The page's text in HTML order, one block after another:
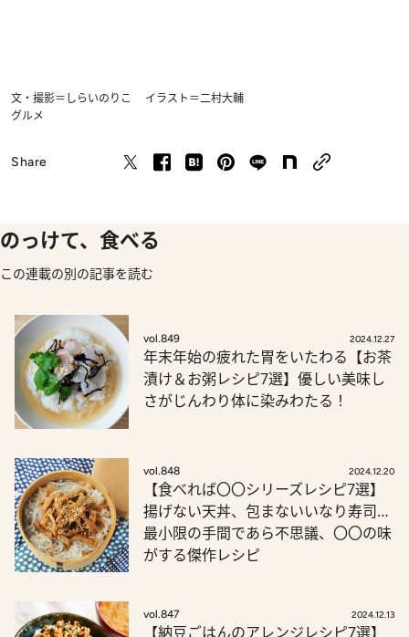
文・撮影＝しらいのりこ イラスト＝二村大輔
グルメ
Share
のっけて、食べる
この連載の別の記事を読む
vol.849 2024.12.27
年末年始の疲れた胃をいたわる【お茶
漬け＆お粥レシピ7選】優しい美味し
さがじんわり体に染みわたる！
vol.848 2024.12.20
【食べれば〇〇シリーズレシピ7選】
揚げない天丼、包まないいなり寿司…
最小限の手間であら不思議、〇〇の味
がする傑作レシピ
vol.847 2024.12.13
【納豆ごはんのアレンジレシピ7選】